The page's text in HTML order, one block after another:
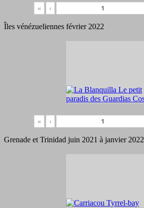
« ‹
Îles vénézueliennes février 2022
« ‹
Grenade et Trinidad juin 2021 à janvier 2022